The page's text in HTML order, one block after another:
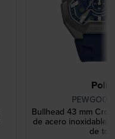
Bullhead 43 mm
de acero inoxidable
de